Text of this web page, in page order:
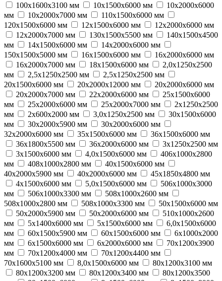
100х1600х3100 мм
10х1500х6000 мм
10х2000х6000
мм
10х2000х7000 мм
110х1500х6000 мм
120х1500х6000 мм
12х1500х6000 мм
12х2000х6000 мм
12х2000х7000 мм
130х1500х5500 мм
140х1500х4500
мм
14х1500х6000 мм
14х2000х6000 мм
150х1500х5000 мм
16х1500х6000 мм
16х2000х6000 мм
16х2000х7000 мм
18х1500х6000 мм
2,0х1250х2500
мм
2,5х1250х2500 мм
2,5х1250х2500 мм
20х1500х6000 мм
20х2000х12000 мм
20х2000х6000 мм
20х2000х7000 мм
22х2000х6000 мм
25х1500х6000
мм
25х2000х6000 мм 25х2000х7000 мм
2х1250х2500
мм
2х600х2000 мм 3,0х1250х2500 мм
30х1500х6000
мм
30х2000х5900 мм
30х2000х6000 мм
32х2000х6000 мм
35х1500х6000 мм
36х1500х6000 мм
36х1800х5500 мм
36х2000х6000 мм
3х1250х2500 мм
3х1500х6000 мм
4,0х1500х6000 мм
406х1000х2800
мм
408х1000х2800 мм
40х1500х6000 мм
40х2000х5900 мм
40х2000х6000 мм
45х1850х4800 мм
4х1500х6000 мм
5,0х1500х6000 мм
506х1000х3000
мм
506х1000х3300 мм
508х1000х2600 мм
508х1000х2800 мм
508х1000х3300 мм
50х1500х6000 мм
50х2000х5900 мм
50х2000х6000 мм
510х1000х2600
мм
5х1400х6000 мм 5х1500х6000 мм
6,0х1500х6000
мм
60х1500х5900 мм 60х1500х6000 мм
6х1000х2000
мм
6х1500х6000 мм 6х2000х6000 мм
70х1200х3900
мм
70х1200х4000 мм
70х1200х4400 мм
70х1600х5100 мм
8,0х1500х6000 мм
80х1200х3100 мм
80х1200х3200 мм
80х1200х3400 мм
80х1200х3500